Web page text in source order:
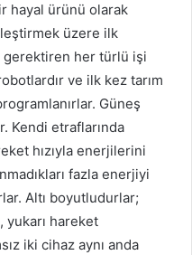
hayal ürünü olarak
üzere ilk
gerektiren her türlü işi
ve ilk kez tarım
Güneş
Kendi etraflarında
hızıyla enerjilerini
fazla enerjiyi
Altı boyutludurlar;
yukarı hareket
iki cihaz aynı anda